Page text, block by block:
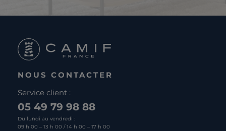
NOUS CONTACTER
Service client :
05 49 79 98 88
Du lundi au vendredi :
09 h 00 – 13 h 00 / 14 h 00 – 17 h 00